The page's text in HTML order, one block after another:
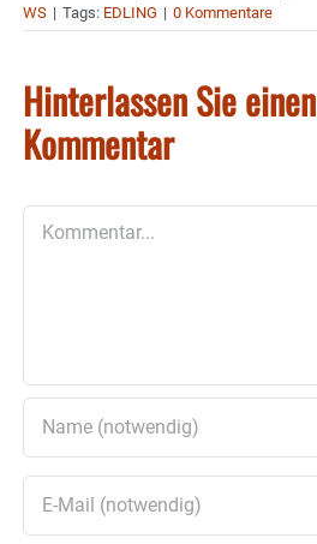
WS | Tags: EDLING | 0 Kommentare
Hinterlassen Sie einen
Kommentar